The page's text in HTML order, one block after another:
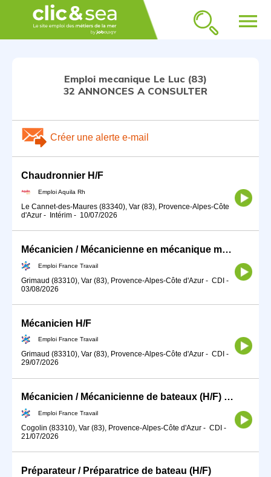
menu
Emploi mecanique Le Luc (83)
32 ANNONCES A CONSULTER
Créer une alerte e-mail
Chaudronnier H/F
Emploi Aquila Rh
Le Cannet-des-Maures (83340), Var (83), Provence-Alpes-Côte
d'Azur - Intérim - 10/07/2026
Mécanicien / Mécanicienne en mécanique marine ou navale (H/F)
Emploi France Travail
Grimaud (83310), Var (83), Provence-Alpes-Côte d'Azur - CDI -
03/08/2026
Mécanicien H/F
Emploi France Travail
Grimaud (83310), Var (83), Provence-Alpes-Côte d'Azur - CDI -
29/07/2026
Mécanicien / Mécanicienne de bateaux (H/F) NON LOGE
Emploi France Travail
Cogolin (83310), Var (83), Provence-Alpes-Côte d'Azur - CDI -
21/07/2026
Préparateur / Préparatrice de bateau (H/F)